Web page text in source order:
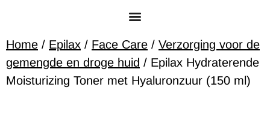
Home / Epilax / Face Care / Verzorging voor de
gemengde en droge huid / Epilax Hydraterende
Moisturizing Toner met Hyaluronzuur (150 ml)